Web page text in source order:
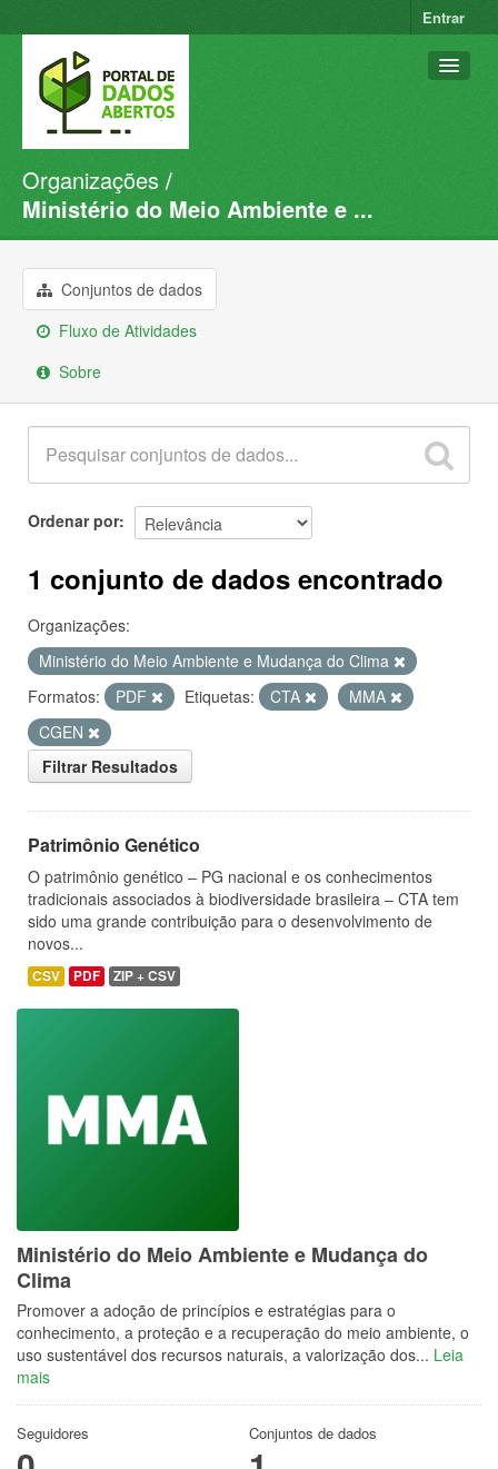
Entrar
Conjuntos de dados
Organizações
Sobre
Organizações
Ministério do Meio Ambiente e ...
Conjuntos de dados
Fluxo de Atividades
Sobre
Ordenar por
1 conjunto de dados encontrado
Organizações:
Ministério do Meio Ambiente e Mudança do Clima
Formatos:
PDF Etiquetas: CTA
MMA
CGEN
Filtrar Resultados
Patrimônio Genético
O patrimônio genético – PG nacional e os conhecimentos
tradicionais associados à biodiversidade brasileira – CTA tem
sido uma grande contribuição para o desenvolvimento de
novos...
CSV PDF ZIP + CSV
Ministério do Meio Ambiente e Mudança do
Clima
Promover a adoção de princípios e estratégias para o
conhecimento, a proteção e a recuperação do meio ambiente, o
uso sustentável dos recursos naturais, a valorização dos... Leia
mais
Seguidores Conjuntos de dados